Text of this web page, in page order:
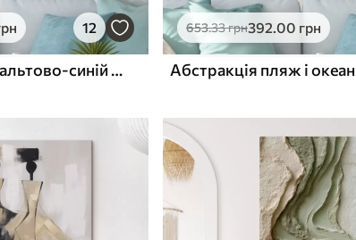
12
Розкішний 3d кобальтово-синій мармуровий абстрактним фоном
653.33грн392.00 грн
Абстракція пляж і океан